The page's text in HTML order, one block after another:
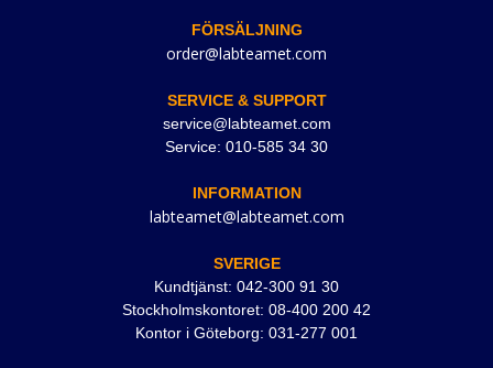
FÖRSÄLJNING
order@labteamet.com
SERVICE & SUPPORT
service@labteamet.com
Service: 010-585 34 30
INFORMATION
labteamet@labteamet.com
SVERIGE
Kundtjänst: 042-300 91 30
Stockholmskontoret: 08-400 200 42
Kontor i Göteborg: 031-277 001